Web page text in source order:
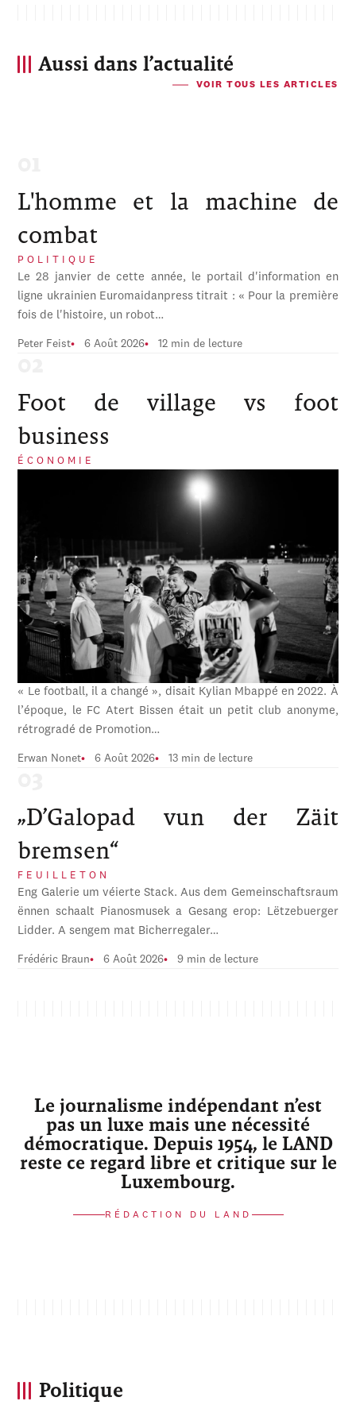
Aussi dans l’actualité
VOIR TOUS LES ARTICLES
L'homme et la machine de
combat
POLITIQUE
Le 28 janvier de cette année, le portail d'information en
ligne ukrainien Euromaidanpress titrait : « Pour la première
fois de l'histoire, un robot…
Peter Feist 6 Août 2026 12 min de lecture
Foot de village vs foot
business
ÉCONOMIE
« Le football, il a changé », disait Kylian Mbappé en 2022. À
l’époque, le FC Atert Bissen était un petit club anonyme,
rétrogradé de Promotion…
Erwan Nonet 6 Août 2026 13 min de lecture
„D’Galopad vun der Zäit
bremsen“
FEUILLETON
Eng Galerie um véierte Stack. Aus dem Gemeinschaftsraum
ënnen schaalt Pianosmusek a Gesang erop: Lëtzebuerger
Lidder. A sengem mat Bicherregaler…
Frédéric Braun 6 Août 2026 9 min de lecture
Le journalisme indépendant n’est
pas un luxe mais une nécessité
démocratique. Depuis 1954, le LAND
reste ce regard libre et critique sur le
Luxembourg.
RÉDACTION DU LAND
Politique